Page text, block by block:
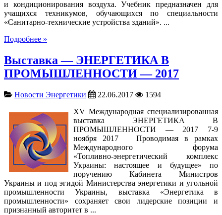
и кондиционирования воздуха. Учебник предназначен для
учащихся техникумов, обучающихся по специальности
«Санитарно-технические устройства зданий». ...
Подробнее »
Выставка — ЭНЕРГЕТИКА В
ПРОМЫШЛЕННОСТИ — 2017
Новости Энергетики 22.06.2017
1594
XV Международная специализированная
выставка ЭНЕРГЕТИКА В
ПРОМЫШЛЕННОСТИ — 2017 7-9
ноября 2017 Проводимая в рамках
Международного форума
«Топливно‑энергетический комплекс
Украины: настоящее и будущее» по
поручению Кабинета Министров
Украины и под эгидой Министерства энергетики и угольной
промышленности Украины, выставка «Энергетика в
промышленности» сохраняет свои лидерские позиции и
признанный авторитет в ...